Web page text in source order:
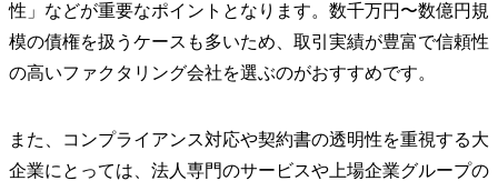
性」などが重要なポイントとなります。数千万円〜数億円規
模の債権を扱うケースも多いため、取引実績が豊富で信頼性
の高いファクタリング会社を選ぶのがおすすめです。
また、コンプライアンス対応や契約書の透明性を重視する大
企業にとっては、法人専門のサービスや上場企業グループの